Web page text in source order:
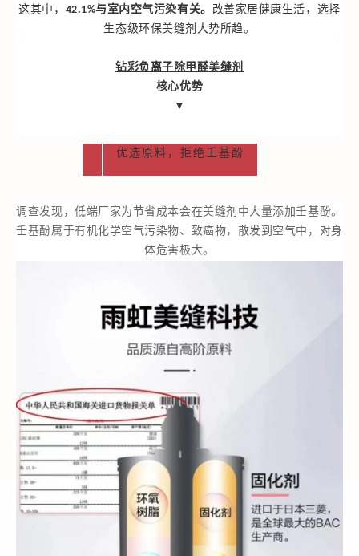
这其中， 42.1%与室内空气污染有关。 改善家居健康生活，选择
生态级环保美缝剂大势所趋。
钻彩负离子除甲醛美缝剂
核心优势
▼
优选原料，拒绝壬基酚
调查发现 ，低端厂家为节省成本会在美缝剂中大量添加壬基酚。
壬基酚属于有机化学空气污染物、致癌物， 散发到空气中 ， 对身
体危害极大。